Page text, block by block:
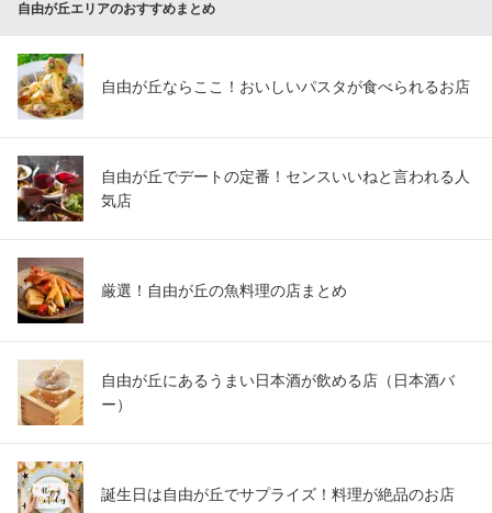
自由が丘エリアのおすすめまとめ
自由が丘ならここ！おいしいパスタが食べられるお店
自由が丘でデートの定番！センスいいねと言われる人
気店
厳選！自由が丘の魚料理の店まとめ
自由が丘にあるうまい日本酒が飲める店（日本酒バ
ー）
誕生日は自由が丘でサプライズ！料理が絶品のお店